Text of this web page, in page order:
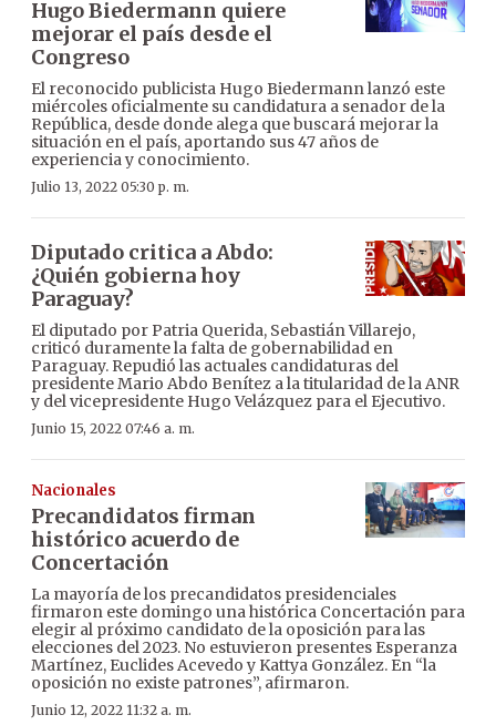
Hugo Biedermann quiere
mejorar el país desde el
Congreso
El reconocido publicista Hugo Biedermann lanzó este
miércoles oficialmente su candidatura a senador de la
República, desde donde alega que buscará mejorar la
situación en el país, aportando sus 47 años de
experiencia y conocimiento.
Julio 13, 2022 05:30 p. m.
Diputado critica a Abdo:
¿Quién gobierna hoy
Paraguay?
El diputado por Patria Querida, Sebastián Villarejo,
criticó duramente la falta de gobernabilidad en
Paraguay. Repudió las actuales candidaturas del
presidente Mario Abdo Benítez a la titularidad de la ANR
y del vicepresidente Hugo Velázquez para el Ejecutivo.
Junio 15, 2022 07:46 a. m.
Nacionales
Precandidatos firman
histórico acuerdo de
Concertación
La mayoría de los precandidatos presidenciales
firmaron este domingo una histórica Concertación para
elegir al próximo candidato de la oposición para las
elecciones del 2023. No estuvieron presentes Esperanza
Martínez, Euclides Acevedo y Kattya González. En “la
oposición no existe patrones”, afirmaron.
Junio 12, 2022 11:32 a. m.